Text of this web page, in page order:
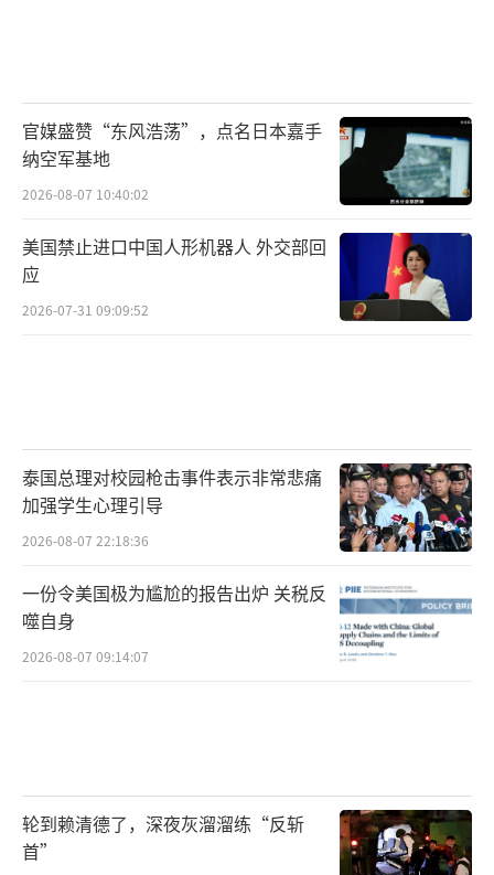
官媒盛赞“东风浩荡”，点名日本嘉手
纳空军基地
2026-08-07 10:40:02
美国禁止进口中国人形机器人 外交部回
应
2026-07-31 09:09:52
泰国总理对校园枪击事件表示非常悲痛
加强学生心理引导
2026-08-07 22:18:36
一份令美国极为尴尬的报告出炉 关税反
噬自身
2026-08-07 09:14:07
轮到赖清德了，深夜灰溜溜练“反斩
首”